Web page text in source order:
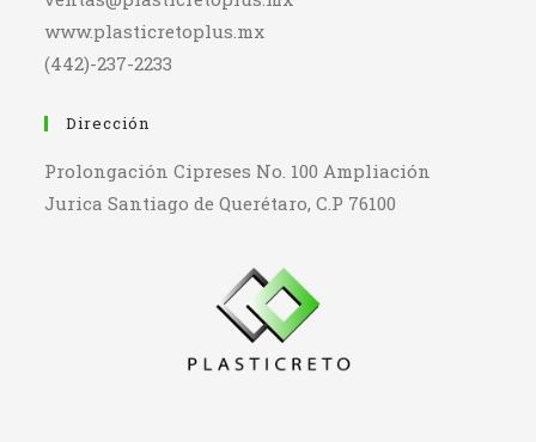
www.plasticretoplus.mx
(442)-237-2233
Dirección
Prolongación Cipreses No. 100 Ampliación
Jurica Santiago de Querétaro, C.P 76100